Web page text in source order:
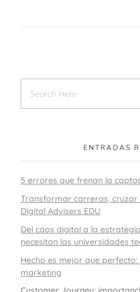
ENTRADAS
5 errores que frenan la
Transformar carreras,
Digital Advisers EDU
Del caos digital a la
necesitan las universidades
Hecho es mejor que
marketing